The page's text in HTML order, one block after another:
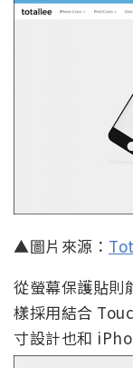
▲圖片來源：
從螢幕保護貼
樣採用結合
寸設計也和